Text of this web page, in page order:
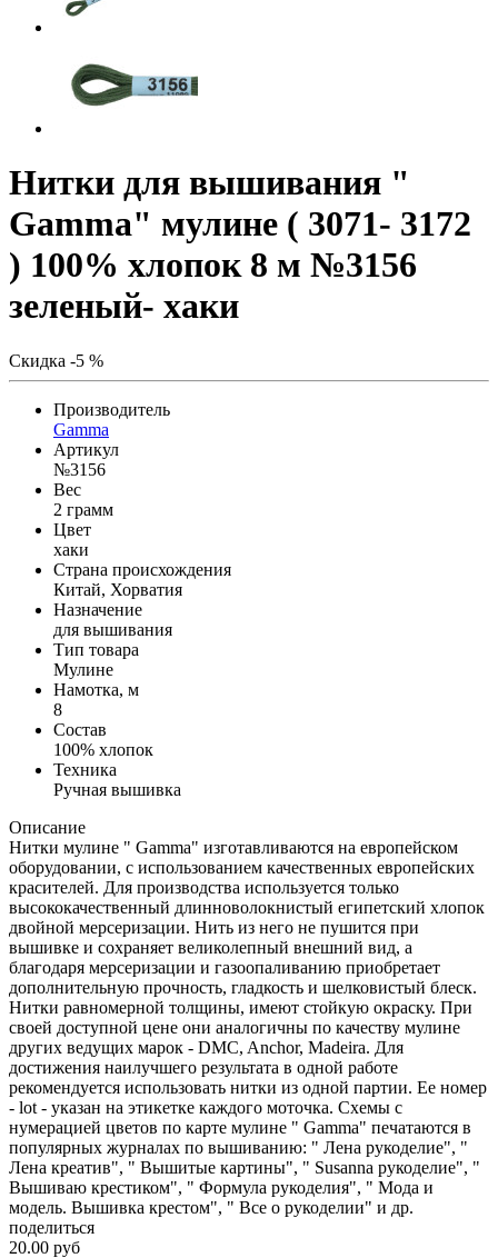
Нитки для вышивания "
Gamma" мулине ( 3071- 3172
) 100% хлопок 8 м №3156
зеленый- хаки
Скидка -5 %
Производитель
Gamma
Артикул
№3156
Вес
2 грамм
Цвет
хаки
Страна происхождения
Китай, Хорватия
Назначение
для вышивания
Тип товара
Мулине
Намотка, м
8
Состав
100% хлопок
Техника
Ручная вышивка
Описание
Нитки мулине " Gamma" изготавливаются на европейском
оборудовании, с использованием качественных европейских
красителей. Для производства используется только
высококачественный длинноволокнистый египетский хлопок
двойной мерсеризации. Нить из него не пушится при
вышивке и сохраняет великолепный внешний вид, а
благодаря мерсеризации и газоопаливанию приобретает
дополнительную прочность, гладкость и шелковистый блеск.
Нитки равномерной толщины, имеют стойкую окраску. При
своей доступной цене они аналогичны по качеству мулине
других ведущих марок - DMC, Anchor, Madeira. Для
достижения наилучшего результата в одной работе
рекомендуется использовать нитки из одной партии. Ее номер
- lot - указан на этикетке каждого моточка. Схемы с
нумерацией цветов по карте мулине " Gamma" печатаются в
популярных журналах по вышиванию: " Лена рукоделие", "
Лена креатив", " Вышитые картины", " Susanna рукоделие", "
Вышиваю крестиком", " Формула рукоделия", " Мода и
модель. Вышивка крестом", " Все о рукоделии" и др.
поделиться
20.00 руб